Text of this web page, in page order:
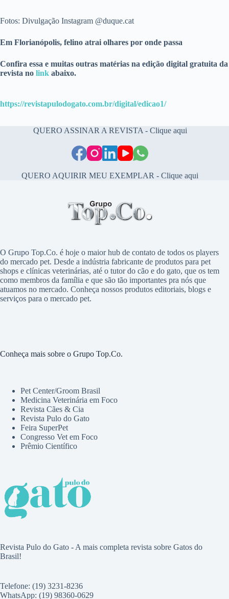
Fotos: Divulgação Instagram @duque.cat
Em Florianópolis, felino atrai olhares por onde passa
Confira essa e muitas outras matérias na edição digital gratuita da
revista no link abaixo.
https://revistapulodogato.com.br/digital/edicao1/
QUERO ASSINAR A REVISTA - Clique aqui
QUERO AQUIRIR MEU EXEMPLAR - Clique aqui
O Grupo Top.Co. é hoje o maior hub de contato de todos os players
do mercado pet. Desde a indústria fabricante de produtos para pet
shops e clínicas veterinárias, até o tutor do cão e do gato, que os tem
como membros da família e que são tão importantes pra nós que
atuamos no mercado. Conheça nossos produtos editoriais, blogs e
serviços para o mercado pet.
Conheça mais sobre o Grupo Top.Co.
Pet Center/Groom Brasil
Medicina Veterinária em Foco
Revista Cães & Cia
Revista Pulo do Gato
Feira SuperPet
Congresso Vet em Foco
Prêmio Científico
Revista Pulo do Gato - A mais completa revista sobre Gatos do
Brasil!
Telefone: (19) 3231-8236
WhatsApp: (19) 98360-0629